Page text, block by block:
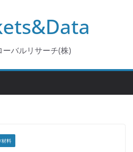
ーバルリサーチ(株)
材料